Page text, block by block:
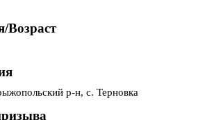
Возраст
р-н, с. Терновка